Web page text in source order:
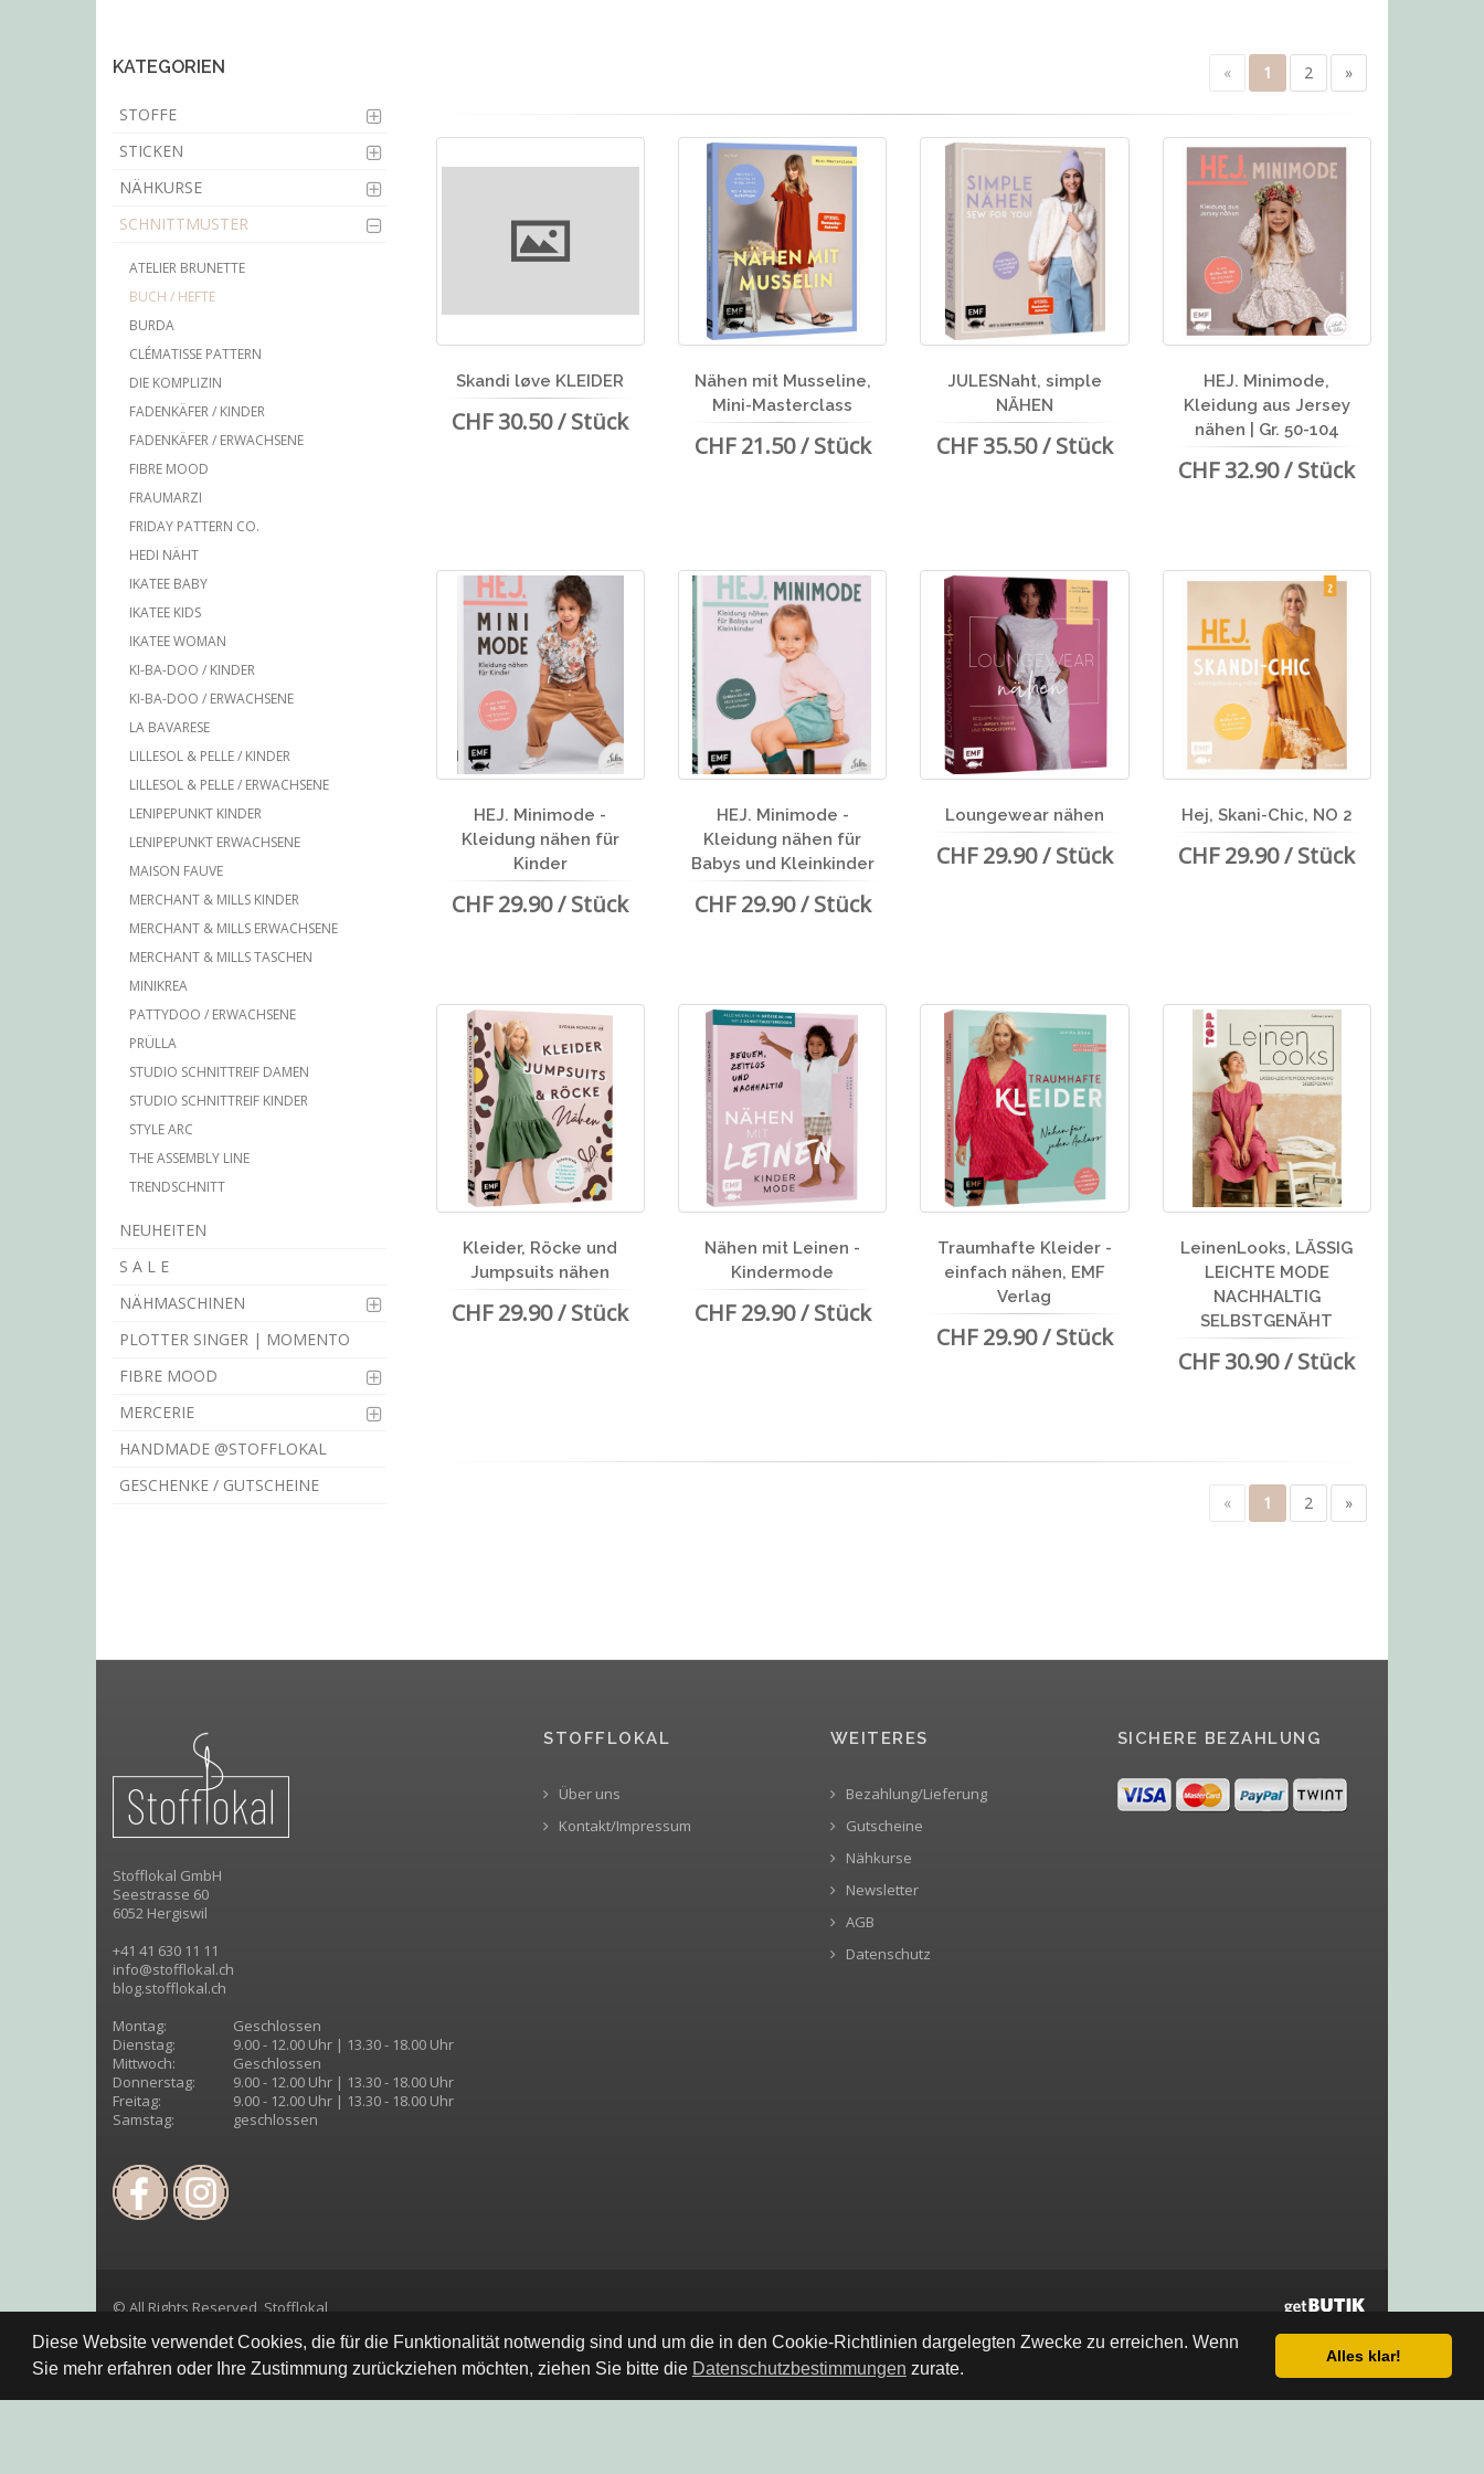
Diese Website verwendet Cookies, die für die Funktionalität notwendig sind und um die in den Cookie-Richtlinien dargelegten Zwecke zu erreichen. Wenn
Sie mehr erfahren oder Ihre Zustimmung zurückziehen möchten, ziehen Sie bitte die Datenschutzbestimmungen zurate.
Alles klar!
KATEGORIEN
STOFFE
STICKEN
NÄHKURSE
SCHNITTMUSTER
ATELIER BRUNETTE
BUCH / HEFTE
BURDA
CLÉMATISSE PATTERN
DIE KOMPLIZIN
FADENKÄFER / KINDER
FADENKÄFER / ERWACHSENE
FIBRE MOOD
FRAUMARZI
FRIDAY PATTERN CO.
HEDI NÄHT
IKATEE BABY
IKATEE KIDS
IKATEE WOMAN
KI-BA-DOO / KINDER
KI-BA-DOO / ERWACHSENE
LA BAVARESE
LILLESOL & PELLE / KINDER
LILLESOL & PELLE / ERWACHSENE
LENIPEPUNKT KINDER
LENIPEPUNKT ERWACHSENE
MAISON FAUVE
MERCHANT & MILLS KINDER
MERCHANT & MILLS ERWACHSENE
MERCHANT & MILLS TASCHEN
MINIKREA
PATTYDOO / ERWACHSENE
PRÜLLA
STUDIO SCHNITTREIF DAMEN
STUDIO SCHNITTREIF KINDER
STYLE ARC
THE ASSEMBLY LINE
TRENDSCHNITT
NEUHEITEN
S A L E
NÄHMASCHINEN
PLOTTER SINGER | MOMENTO
FIBRE MOOD
MERCERIE
HANDMADE @STOFFLOKAL
GESCHENKE / GUTSCHEINE
« 1 2 »
Skandi løve KLEIDER
CHF 30.50 / Stück
Nähen mit Musseline,
Mini-Masterclass
CHF 21.50 / Stück
JULESNaht, simple
NÄHEN
CHF 35.50 / Stück
HEJ. Minimode,
Kleidung aus Jersey
nähen | Gr. 50-104
CHF 32.90 / Stück
HEJ. Minimode -
Kleidung nähen für
Kinder
CHF 29.90 / Stück
HEJ. Minimode -
Kleidung nähen für
Babys und Kleinkinder
CHF 29.90 / Stück
Loungewear nähen
CHF 29.90 / Stück
Hej, Skani-Chic, NO 2
CHF 29.90 / Stück
Kleider, Röcke und
Jumpsuits nähen
CHF 29.90 / Stück
Nähen mit Leinen -
Kindermode
CHF 29.90 / Stück
Traumhafte Kleider -
einfach nähen, EMF
Verlag
CHF 29.90 / Stück
LeinenLooks, LÄSSIG
LEICHTE MODE
NACHHALTIG
SELBSTGENÄHT
CHF 30.90 / Stück
« 1 2 »
Stofflokal GmbH
Seestrasse 60
6052 Hergiswil
+41 41 630 11 11
info@stofflokal.ch
blog.stofflokal.ch
Montag:
Geschlossen
Dienstag:
9.00 - 12.00 Uhr | 13.30 - 18.00 Uhr
Mittwoch:
Geschlossen
Donnerstag:
9.00 - 12.00 Uhr | 13.30 - 18.00 Uhr
Freitag:
9.00 - 12.00 Uhr | 13.30 - 18.00 Uhr
Samstag:
geschlossen
STOFFLOKAL
Über uns
Kontakt/Impressum
WEITERES
Bezahlung/Lieferung
Gutscheine
Nähkurse
Newsletter
AGB
Datenschutz
SICHERE BEZAHLUNG
© All Rights Reserved, Stofflokal